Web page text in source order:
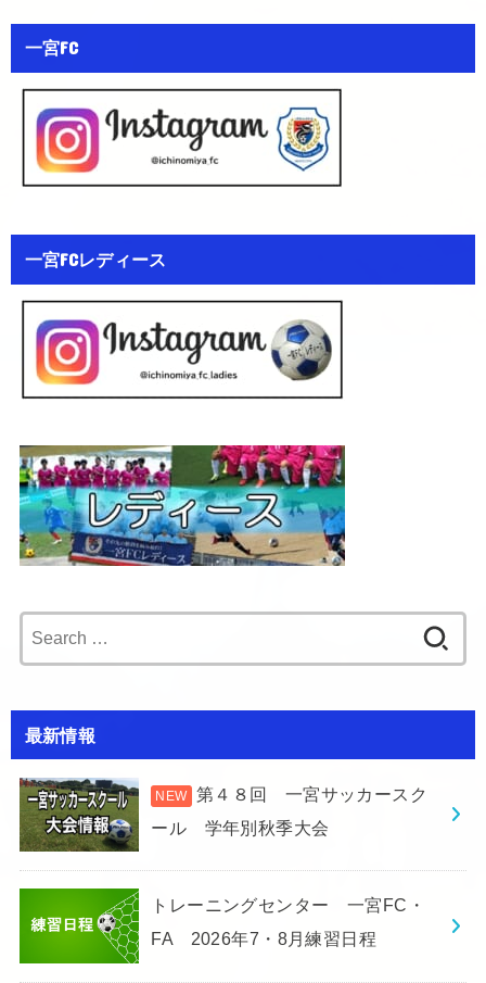
一宮FC
一宮FCレディース
for:
最新情報
第４８回 一宮サッカースク
ール 学年別秋季大会
トレーニングセンター 一宮FC・
FA 2026年7・8月練習日程